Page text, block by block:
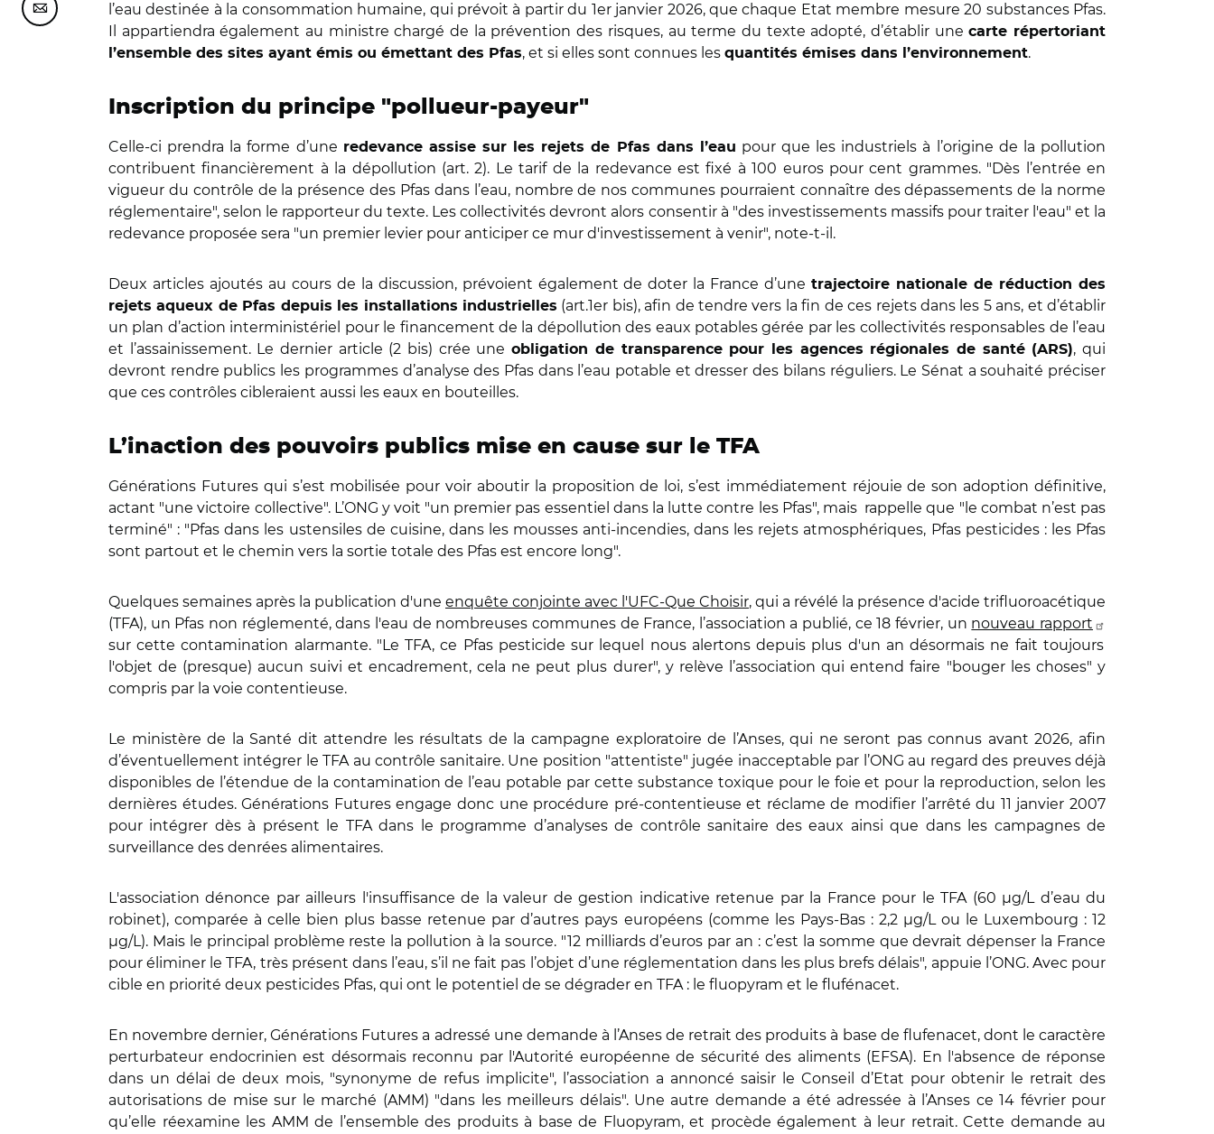
Partager cette page sur Courriel
l’eau destinée à la consommation humaine, qui prévoit à partir du 1er janvier 2026, que chaque Etat membre mesure 20 substances Pfas.
Il appartiendra également au ministre chargé de la prévention des risques, au terme du texte adopté, d’établir unecarte répertoriant
l’ensemble des sites ayant émis ou émettant des Pfas, et si elles sont connues les quantités émises dans l’environnement.
Inscription du principe "pollueur-payeur"
Celle-ci prendra la forme d’une redevance assise sur les rejets de Pfas dans l’eau pour que les industriels à l’origine de la pollution
contribuent financièrement à la dépollution (art. 2). Le tarif de la redevance est fixé à 100 euros pour cent grammes. "Dès l’entrée en
vigueur du contrôle de la présence des Pfas dans l’eau, nombre de nos communes pourraient connaître des dépassements de la norme
réglementaire", selon le rapporteur du texte. Les collectivités devront alors consentir à "des investissements massifs pour traiter l'eau" et la
redevance proposée sera "un premier levier pour anticiper ce mur d'investissement à venir", note-t-il.
Deux articles ajoutés au cours de la discussion, prévoient également de doter la France d’unetrajectoire nationale de réduction des
rejets aqueux de Pfas depuis les installations industrielles (art.1er bis), afin de tendre vers la fin de ces rejets dans les 5 ans, et d’établir
un plan d’action interministériel pour le financement de la dépollution des eaux potables gérée par les collectivités responsables de l’eau
et l’assainissement. Le dernier article (2 bis) crée uneobligation de transparence pour les agences régionales de santé (ARS), qui
devront rendre publics les programmes d’analyse des Pfas dans l’eau potable et dresser des bilans réguliers. Le Sénat a souhaité préciser
que ces contrôles cibleraient aussi les eaux en bouteilles.
L’inaction des pouvoirs publics mise en cause sur le TFA
Générations Futures qui s’est mobilisée pour voir aboutir la proposition de loi, s’est immédiatement réjouie de son adoption définitive,
actant "une victoire collective". L’ONG y voit "un premier pas essentiel dans la lutte contre les Pfas", mais rappelle que "le combat n’est pas
terminé" : "Pfas dans les ustensiles de cuisine, dans les mousses anti-incendies, dans les rejets atmosphériques, Pfas pesticides : les Pfas
sont partout et le chemin vers la sortie totale des Pfas est encore long".
Quelques semaines après la publication d'une enquête conjointe avec l'UFC-Que Choisir, qui a révélé la présence d'acide trifluoroacétique
(TFA), un Pfas non réglementé, dans l'eau de nombreuses communes de France, l’association a publié, ce 18 février, un nouveau rapport
sur cette contamination alarmante. "Le TFA, ce Pfas pesticide sur lequel nous alertons depuis plus d'un an désormais ne fait toujours
l'objet de (presque) aucun suivi et encadrement, cela ne peut plus durer", y relève l’association qui entend faire "bouger les choses" y
compris par la voie contentieuse.
Le ministère de la Santé dit attendre les résultats de la campagne exploratoire de l’Anses, qui ne seront pas connus avant 2026, afin
d’éventuellement intégrer le TFA au contrôle sanitaire. Une position "attentiste" jugée inacceptable par l’ONG au regard des preuves déjà
disponibles de l’étendue de la contamination de l’eau potable par cette substance toxique pour le foie et pour la reproduction, selon les
dernières études. Générations Futures engage donc une procédure pré-contentieuse et réclame de modifier l’arrêté du 11 janvier 2007
pour intégrer dès à présent le TFA dans le programme d’analyses de contrôle sanitaire des eaux ainsi que dans les campagnes de
surveillance des denrées alimentaires.
L'association dénonce par ailleurs l'insuffisance de la valeur de gestion indicative retenue par la France pour le TFA (60 µg/L d’eau du
robinet), comparée à celle bien plus basse retenue par d’autres pays européens (comme les Pays-Bas : 2,2 µg/L ou le Luxembourg : 12
µg/L). Mais le principal problème reste la pollution à la source. "12 milliards d’euros par an : c’est la somme que devrait dépenser la France
pour éliminer le TFA, très présent dans l’eau, s’il ne fait pas l’objet d’une réglementation dans les plus brefs délais", appuie l’ONG. Avec pour
cible en priorité deux pesticides Pfas, qui ont le potentiel de se dégrader en TFA : le fluopyram et le flufénacet.
En novembre dernier, Générations Futures a adressé une demande à l’Anses de retrait des produits à base de flufenacet, dont le caractère
perturbateur endocrinien est désormais reconnu par l'Autorité européenne de sécurité des aliments (EFSA). En l'absence de réponse
dans un délai de deux mois, "synonyme de refus implicite", l’association a annoncé saisir le Conseil d’Etat pour obtenir le retrait des
autorisations de mise sur le marché (AMM) "dans les meilleurs délais". Une autre demande a été adressée à l’Anses ce 14 février pour
qu’elle réexamine les AMM de l’ensemble des produits à base de Fluopyram, et procède également à leur retrait. Cette demande au